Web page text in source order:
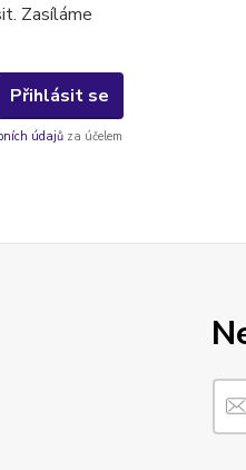
Zasíláme
Přihlásit se
údajů za účelem